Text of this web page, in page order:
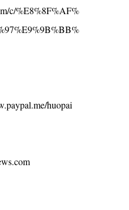
c/%E8%8F%AF%
huopai